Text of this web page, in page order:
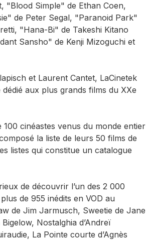
"Blood Simple" de Ethan Coen,
de Peter Segal, "Paranoid Park"
"Hana-Bi" de Takeshi Kitano
Sansho" de Kenji Mizoguchi et
et Laurent Cantet, LaCinetek
aux plus grands films du XXe
cinéastes venus du monde entier
la liste de leurs 50 films de
listes qui constitue un catalogue
de découvrir l’un des 2 000
de 955 inédits en VOD au
de Jim Jarmusch, Sweetie de Jane
Nostalghia d’Andreï
La Pointe courte d’Agnès